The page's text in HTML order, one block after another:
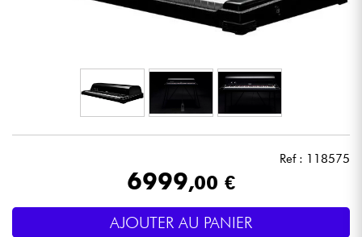
Micros & HF
Ref : 118575
6999,00 €
AJOUTER AU PANIER